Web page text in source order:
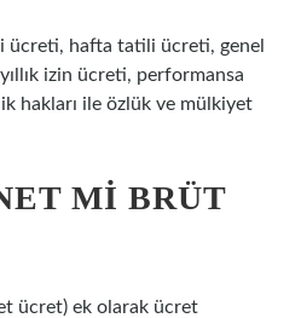
ücreti, hafta tatili ücreti, genel
izin ücreti, performansa
hakları ile özlük ve mülkiyet
MI BRÜT
ücret) ek olarak ücret